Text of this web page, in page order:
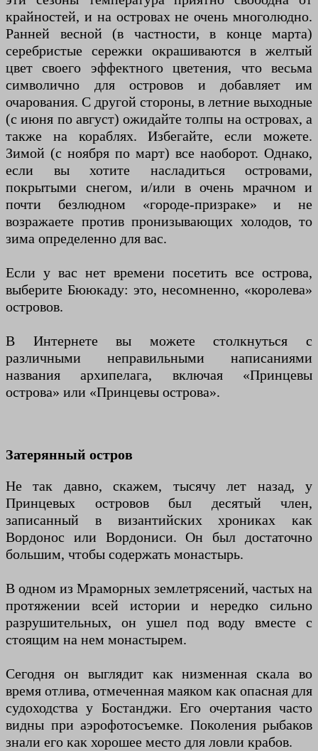
крайностей, и на островах не очень многолюдно.
Ранней весной (в частности, в конце марта)
серебристые сережки окрашиваются в желтый
цвет своего эффектного цветения, что весьма
символично для островов и добавляет им
очарования. С другой стороны, в летние выходные
(с июня по август) ожидайте толпы на островах, а
также на кораблях. Избегайте, если можете.
Зимой (с ноября по март) все наоборот. Однако,
если вы хотите насладиться островами,
покрытыми снегом, и/или в очень мрачном и
почти безлюдном «городе-призраке» и не
возражаете против пронизывающих холодов, то
зима определенно для вас.
Если у вас нет времени посетить все острова,
выберите Бююкаду: это, несомненно, «королева»
островов.
В Интернете вы можете столкнуться с
различными неправильными написаниями
названия архипелага, включая «Принцевы
острова» или «Принцевы острова».
Затерянный остров
Не так давно, скажем, тысячу лет назад, у
Принцевых островов был десятый член,
записанный в византийских хрониках как
Вордонос или Вордониси. Он был достаточно
большим, чтобы содержать монастырь.
В одном из Мраморных землетрясений, частых на
протяжении всей истории и нередко сильно
разрушительных, он ушел под воду вместе с
стоящим на нем монастырем.
Сегодня он выглядит как низменная скала во
время отлива, отмеченная маяком как опасная для
судоходства у Бостанджи. Его очертания часто
видны при аэрофотосъемке. Поколения рыбаков
знали его как хорошее место для ловли крабов.